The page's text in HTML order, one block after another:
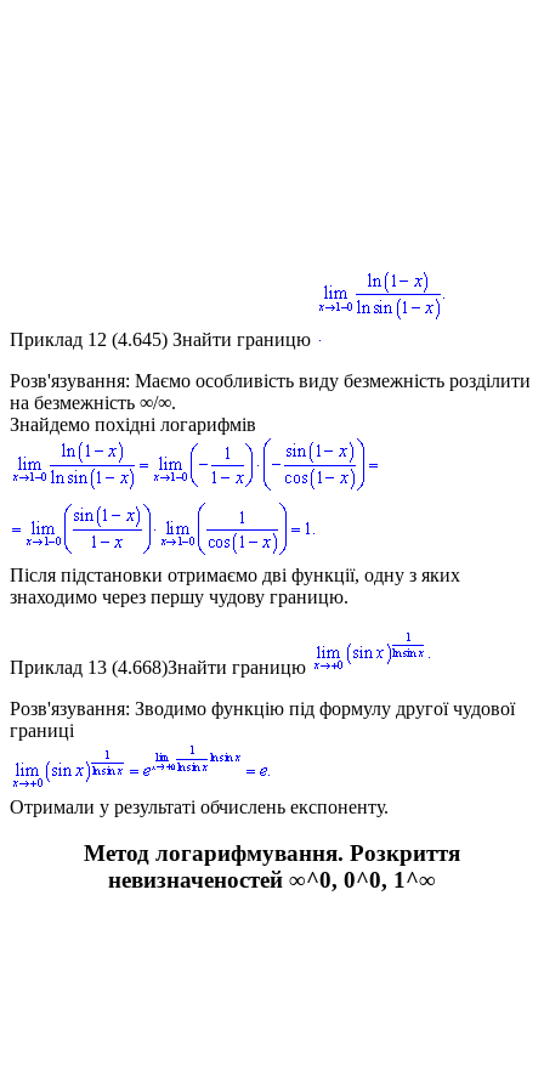
Приклад 12 (4.645) Знайти границю
Розв'язування: Маємо особливість виду безмежність розділити
на безмежність ∞/∞.
Знайдемо похідні логарифмів
Після підстановки отримаємо дві функції, одну з яких
знаходимо через першу чудову границю.
Приклад 13 (4.668)Знайти границю
Розв'язування: Зводимо функцію під формулу другої чудової
границі
Отримали у результаті обчислень експоненту.
Метод логарифмування. Розкриття
невизначеностей ∞^0, 0^0, 1^∞